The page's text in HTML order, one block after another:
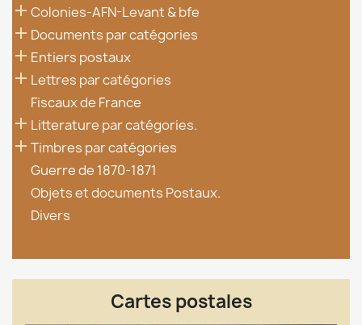
Colonies-AFN-Levant & bfe

Documents par catégories

Entiers postaux

Lettres par catégories

Fiscaux de France
Litterature par catégories.

Timbres par catégories

Guerre de 1870-1871
Objets et documents Postaux.
Divers
Cartes postales